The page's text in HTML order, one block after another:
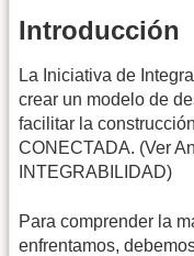
Introducción
La Iniciativa de
crear un modelo de
facilitar la
CONECTADA. (Ver
INTEGRABILIDAD)
Para comprender la
enfrentamos,